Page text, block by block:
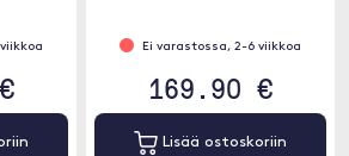
Ei varastossa, 2-6 viikkoa
169.90 €
Lisää ostoskoriin